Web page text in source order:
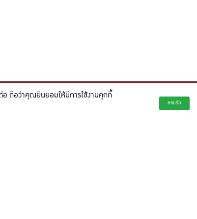
ดประกายความคิดสร้างสรรค์เพื่ออนาคต"
a more innovative future.
อ ถือว่าคุณยินยอมให้มีการใช้งานคุกกี้
ยอมรับ